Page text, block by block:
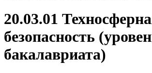
20.03.01
безопасность
бакалавриата)